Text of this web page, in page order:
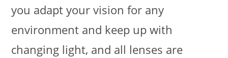
you adapt your vision for any
environment and keep up with
changing light, and all lenses are